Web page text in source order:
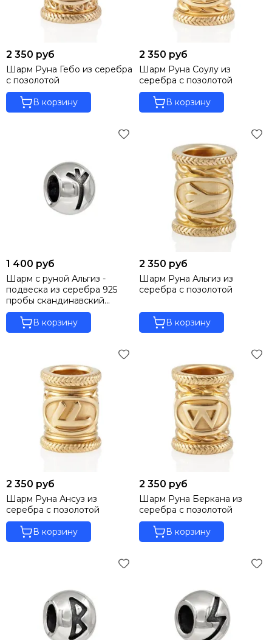
2 350 руб
Шарм Руна Гебо из серебра
с позолотой
В корзину
2 350 руб
Шарм Руна Соулу из
серебра с позолотой
В корзину
1 400 руб
Шарм с руной Альгиз -
подвеска из серебра 925
пробы скандинавский
оберег
В корзину
2 350 руб
Шарм Руна Альгиз из
серебра с позолотой
В корзину
2 350 руб
Шарм Руна Ансуз из
серебра с позолотой
В корзину
2 350 руб
Шарм Руна Беркана из
серебра с позолотой
В корзину